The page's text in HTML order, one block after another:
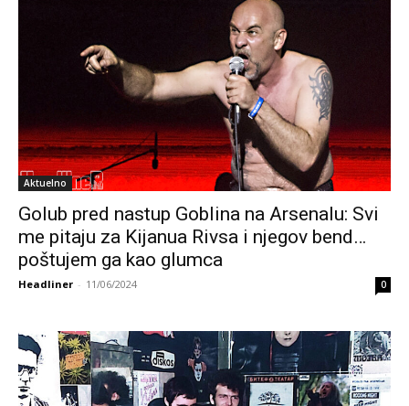
Aktuelno
Golub pred nastup Goblina na Arsenalu: Svi
me pitaju za Kijanua Rivsa i njegov bend…
poštujem ga kao glumca
Headliner - 11/06/2024 0